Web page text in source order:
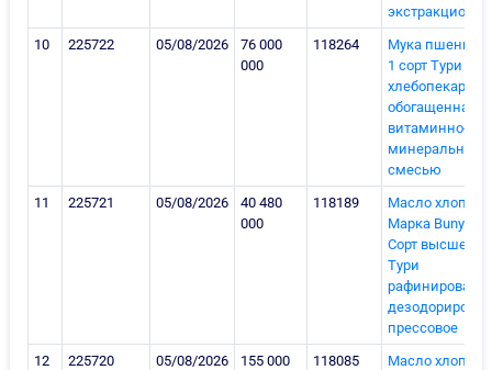
10
225722 05/08/2026
76 000
000
118264
Мука
1 сорт Тури
хлебопекарная
обогащенная
витаминно-
минеральной
смесью
11
225721 05/08/2026
40 480
000
118189
Масло
Марка
Сорт высшего
Тури
прессовое
12
225720 05/08/2026
155 000
118085
Масло